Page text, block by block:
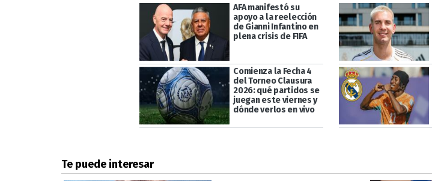
AFA manifestó su
apoyo a la reelección
de Gianni Infantino en
plena crisis de FIFA
Comienza la Fecha 4
del Torneo Clausura
2026: qué partidos se
juegan este viernes y
dónde verlos en vivo